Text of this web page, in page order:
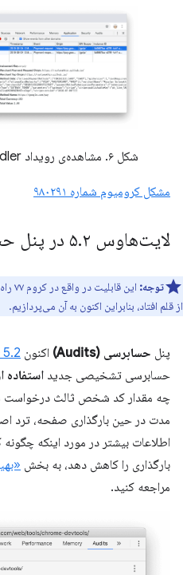
شکل ۶. مشاهده‌ی رویداد Payment Handler.
مشکل کرومیوم شماره ۹۸۰۲۹۱
لایت‌هاوس ۵ .۲ در پنل حسابرسی‌ها
توجه:
این
از قلم افتاد، بنابراین اکنون به آن می‌پردازیم.
پنل حسابرسی (Audits) اکنون
حسابرسی تشخیصی جدید
چه مقدار کد شخص ثالث
مدت در حین بارگذاری صفحه، ترد
اطلاعات بیشتر در مورد اینکه
بارگذاری را کاهش دهد، به بخش
مراجعه کنید.